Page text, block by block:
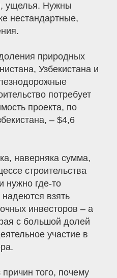
ущелья. Нужны
нестандартные,
природных
Узбекистана и
потребует
проекта, по
– $4,6
наверняка сумма,
строительства
нужно где-то
взять
инвесторов – а
с большой долей
участие в
того, почему